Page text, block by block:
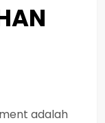
adalah